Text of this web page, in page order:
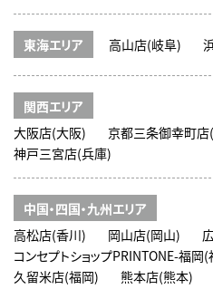
東海エリア 高山店(岐阜)
関西エリア
大阪店(大阪)
京都三条御幸町店
神戸三宮店(兵庫)
中国・四国・九州エリア
高松店(香川)
岡山店(岡山)
コンセプトショップPRINTONE-福岡
久留米店(福岡)
熊本店(熊本)